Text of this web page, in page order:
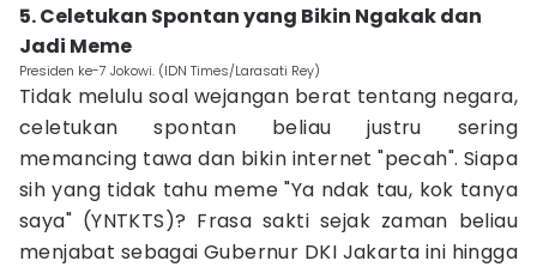
5. Celetukan Spontan yang Bikin Ngakak dan
Jadi Meme
Presiden ke-7 Jokowi. (IDN Times/Larasati Rey)
Tidak melulu soal wejangan berat tentang negara,
celetukan spontan beliau justru sering
memancing tawa dan bikin internet "pecah". Siapa
sih yang tidak tahu meme "Ya ndak tau, kok tanya
saya" (YNTKTS)? Frasa sakti sejak zaman beliau
menjabat sebagai Gubernur DKI Jakarta ini hingga